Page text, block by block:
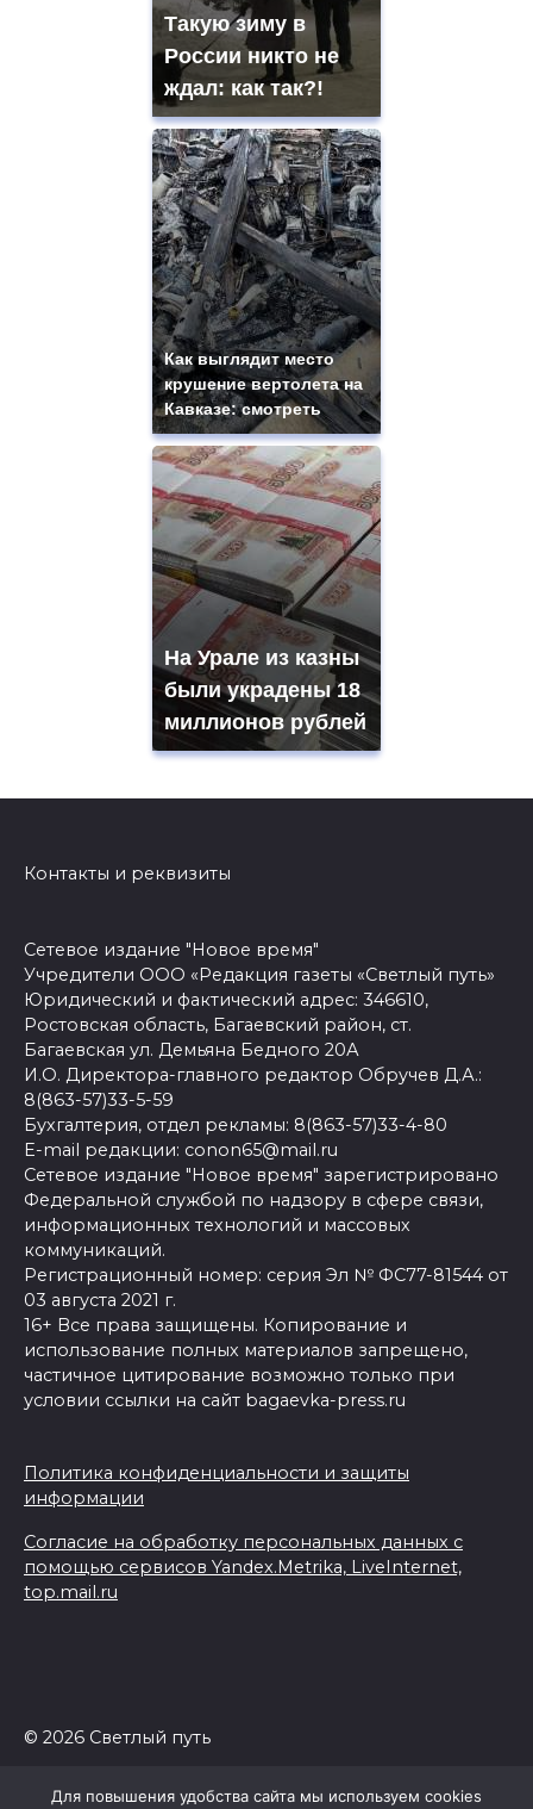
Такую зиму в
России никто не
ждал: как так?!
Как выглядит место
крушение вертолета на
Кавказе: смотреть
На Урале из казны
были украдены 18
миллионов рублей
Контакты и реквизиты
Сетевое издание "Новое время"
Учредители ООО «Редакция газеты «Светлый путь»
Юридический и фактический адрес: 346610,
Ростовская область, Багаевский район, ст.
Багаевская ул. Демьяна Бедного 20А
И.О. Директора-главного редактор Обручев Д.А.:
8(863-57)33-5-59
Бухгалтерия, отдел рекламы: 8(863-57)33-4-80
E-mail редакции: conon65@mail.ru
Сетевое издание "Новое время" зарегистрировано
Федеральной службой по надзору в сфере связи,
информационных технологий и массовых
коммуникаций.
Регистрационный номер: серия Эл № ФС77-81544 от
03 августа 2021 г.
16+ Все права защищены. Копирование и
использование полных материалов запрещено,
частичное цитирование возможно только при
условии ссылки на сайт bagaevka-press.ru
Политика конфиденциальности и защиты
информации
Согласие на обработку персональных данных с
помощью сервисов Yandex.Metrika, LiveInternet,
top.mail.ru
© 2026 Светлый путь
Для повышения удобства сайта мы используем cookies